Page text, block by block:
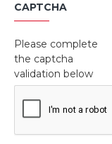
CAPTCHA
Please complete
the captcha
validation below